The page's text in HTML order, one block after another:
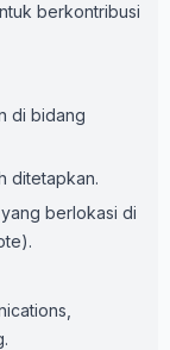
berkontribusi
di bidang
ditetapkan.
berlokasi di